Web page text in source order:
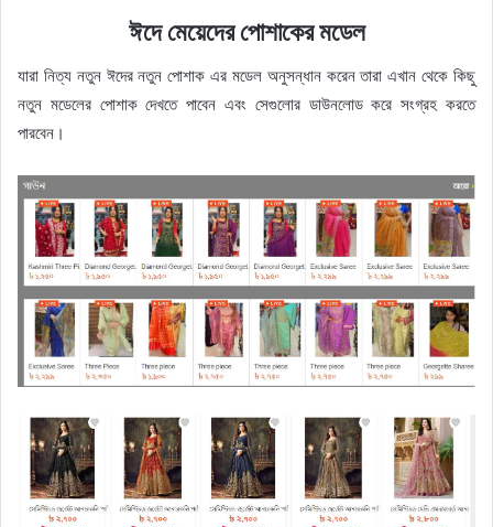
ঈদে মেয়েদের পোশাকের মডেল
যারা নিত্য নতুন ঈদের নতুন পোশাক এর মডেল অনুসন্ধান করেন তারা এখান থেকে কিছু
নতুন মডেলের পোশাক দেখতে পাবেন এবং সেগুলোর ডাউনলোড করে সংগ্রহ করতে
পারবেন।